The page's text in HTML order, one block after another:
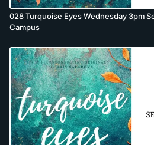
028 Turquoise Eyes Wednesday 3pm
Campus